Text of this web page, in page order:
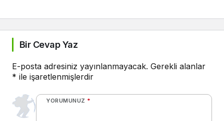
Bir Cevap Yaz
E-posta adresiniz yayınlanmayacak. Gerekli alanlar
* ile işaretlenmişlerdir
YORUMUNUZ *